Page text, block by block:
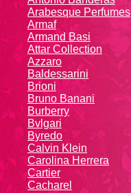
Arabesque Perfumes
Armaf
Armand Basi
Attar Collection
Azzaro
Baldessarini
Brioni
Bruno Banani
Burberry
Bvlgari
Byredo
Calvin Klein
Carolina Herrera
Cartier
Caсhаrеl